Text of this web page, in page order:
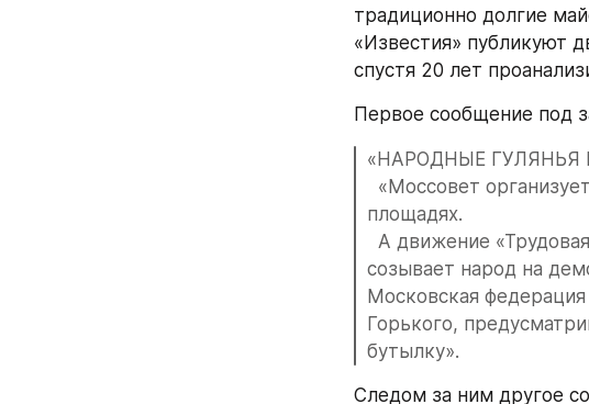
традиционно долгие
«Известия» публикуют
спустя 20 лет
Первое сообщение под
«НАРОДНЫЕ ГУЛЯНЬЯ
«Моссовет
площадях.
А движение
созывает народ на
Московская
Горького,
бутылку».
Следом за ним другое